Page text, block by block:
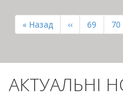
СТОРІНКИ
Перша
сторінка
« Назад
Попередня
сторінка
‹‹ Page
69 70
АКТУАЛЬНІ